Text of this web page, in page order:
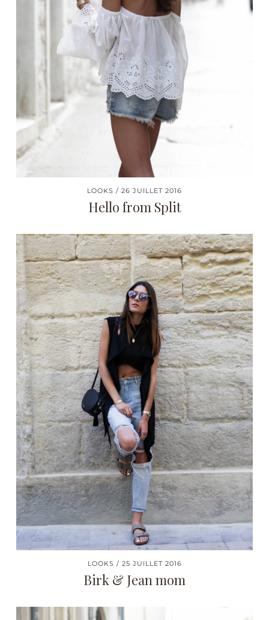
LOOKS 26 JUILLET 2016
Hello from Split
LOOKS 25 JUILLET 2016
Birk & Jean mom